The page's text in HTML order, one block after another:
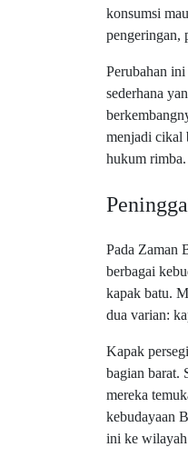
konsumsi
pengeringan,
Perubahan
sederhana
menjadi cikal
hukum rimba.
Pada Zaman
berbagai
kapak batu.
dua varian:
Kapak
bagian barat.
mereka
kebudayaan
ini ke wilayah